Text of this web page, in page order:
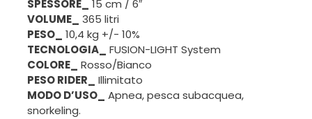
SPESSORE_ 15 cm / 6″
VOLUME_ 365 litri
PESO_ 10,4 kg +/- 10%
TECNOLOGIA_ FUSION-LIGHT System
COLORE_ Rosso/Bianco
PESO RIDER_ Illimitato
MODO D’USO_ Apnea, pesca subacquea,
snorkeling.